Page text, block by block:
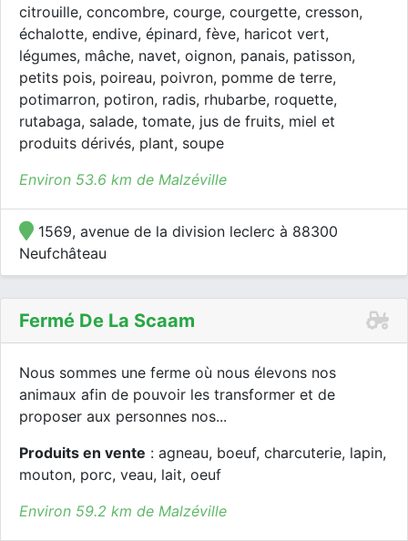
citrouille, concombre, courge, courgette, cresson,
échalotte, endive, épinard, fève, haricot vert,
légumes, mâche, navet, oignon, panais, patisson,
petits pois, poireau, poivron, pomme de terre,
potimarron, potiron, radis, rhubarbe, roquette,
rutabaga, salade, tomate, jus de fruits, miel et
produits dérivés, plant, soupe
Environ 53.6 km de Malzéville
1569, avenue de la division leclerc à 88300
Neufchâteau
Fermé De La Scaam
Nous sommes une ferme où nous élevons nos
animaux afin de pouvoir les transformer et de
proposer aux personnes nos...
Produits en vente : agneau, boeuf, charcuterie, lapin,
mouton, porc, veau, lait, oeuf
Environ 59.2 km de Malzéville